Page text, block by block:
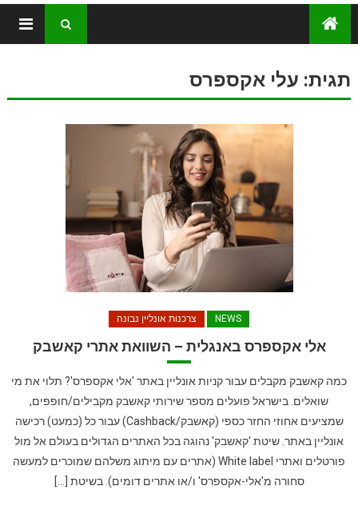
תגית: עלי אקספרס
NEWS צרכנות אונליין נבונה
אלי אקספרס באנגלית – השוואת אתרי קאשבק
כמה קאשבק מקבלים עבור קניות אונליין באתר 'אלי אקספרס'? תלוי את מי
שואלים. בישראל פועלים מספר שירותי קאשבק מקבילים/חופפים,
שמציעים אחוזי החזר כספי (קאשבק/Cashback) עבור כל (כמעט) רכישה
אונליין באתר. שיטת 'קאשבק' נהוגה בכל האתרים הגדולים בעולם אל מול
פורטלים ואתרי White label (אתרים עם מיתוג משלהם שמוכרים למעשה
סחורה מ'אלי-אקספרס' ו/או אתרים דומים). בשיטת […]